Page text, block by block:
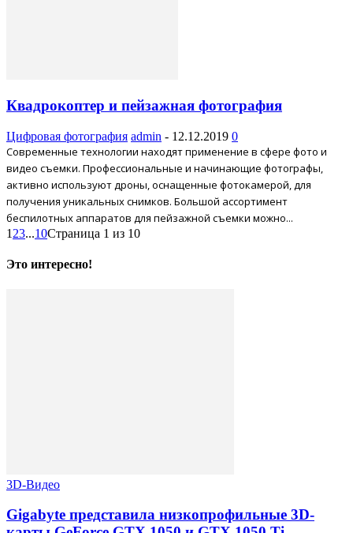
Квадрокоптер и пейзажная фотография
Цифровая фотография admin - 12.12.2019 0
Современные технологии находят применение в сфере фото и
видео съемки. Профессиональные и начинающие фотографы,
активно используют дроны, оснащенные фотокамерой, для
получения уникальных снимков. Большой ассортимент
беспилотных аппаратов для пейзажной съемки можно...
1 23...10Страница 1 из 10
Это интересно!
3D-Видео
Gigabyte представила низкопрофильные 3D-